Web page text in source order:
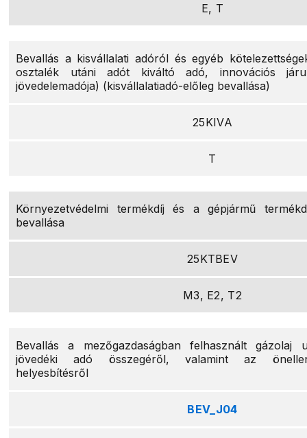
E, T
Bevallás a kisvállalati adóról és egyéb
osztalék utáni adót kiváltó adó, innovációs
jövedelemadója) (kisvállalatiadó-előleg bevallása)
25KIVA
T
Környezetvédelmi termékdíj és a gépjármű
bevallása
25KTBEV
M3, E2, T2
Bevallás a mezőgazdaságban felhasznált gázolaj
jövedéki adó összegéről, valamint az
helyesbítésről
BEV_J04